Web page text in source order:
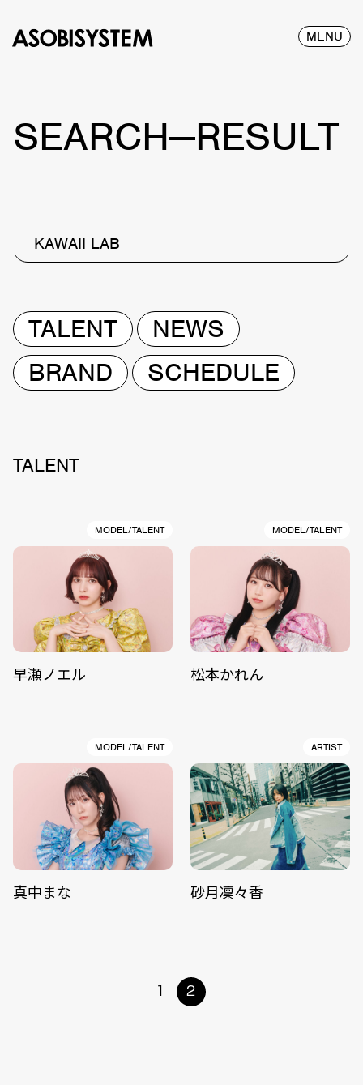
MENU
SEARCH—RESULT
KAWAII LAB
TALENT
NEWS
BRAND
SCHEDULE
TALENT
MODEL/TALENT
早瀬ノエル
MODEL/TALENT
松本かれん
MODEL/TALENT
真中まな
ARTIST
砂月凜々香
1 2